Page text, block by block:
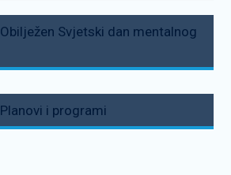
Prethodno:
Obilježen Svjetski dan mentalnog
Planovi i programi